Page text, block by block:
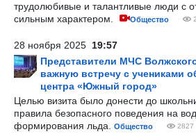
трудолюбивые и талантливые люди с
сильным характером.
Общество
28 ноября 2025 19:57
Представители МЧС
важную встречу с учениками
центра «Южный город»
Целью визита было донести до
правила безопасного поведения на
формирования льда.
Общество 2827